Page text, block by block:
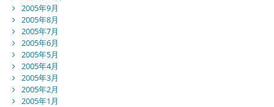
2005年9月
2005年8月
2005年7月
2005年6月
2005年5月
2005年4月
2005年3月
2005年2月
2005年1月